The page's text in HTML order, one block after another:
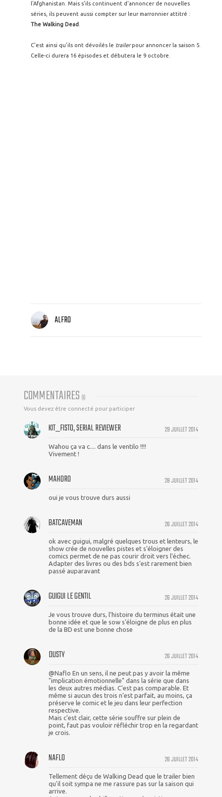
l'Afghanistan. Mais s'ils continuent d'annoncer de nouvelles
séries, ils peuvent aussi compter sur leur marronnier attitré :
The Walking Dead
C'est ainsi qu'ils ont dévoilés le trailerpour annoncer la saison 5.
Celle-ci durera 16 épisodes et débutera le 9 octobre.
ALFRO
COMMENTAIRES (6)
Vous devez être connecté pour participer
29 JUILLET 2014
KIT_FISTO, SERIAL REVIEWER
Wahou ça va c.... dans le ventilo !!!!
Vivement !
28 JUILLET 2014
MAHORO
oui je vous trouve durs aussi
26 JUILLET 2014
BATCAVEMAN
ok avec guigui, malgré quelques trous et lenteurs, le
show crée de nouvelles pistes et s'éloigner des
comics permet de ne pas courir droit vers l'échec.
Adapter des livres ou des bds s'est rarement bien
passé auparavant
26 JUILLET 2014
GUIGUI LE GENTIL
Je vous trouve durs, l'histoire du terminus était une
bonne idée et que le sow s'éloigne de plus en plus
de la BD est une bonne chose
26 JUILLET 2014
DUSTY
@Naflo En un sens, il ne peut pas y avoir la même
"implication émotionnelle" dans la série que dans
les deux autres médias. C'est pas comparable. Et
même si aucun des trois n'est parfait, au moins, ça
préserve le comic et le jeu dans leur perfection
respective.
Mais c'est clair, cette série souffre sur plein de
point, faut pas vouloir réfléchir trop en la regardant
je crois.
26 JUILLET 2014
NAFLO
Tellement déçu de Walking Dead que le trailer bien
qu'il soit sympa ne me rassure pas sur la saison qui
arrive.